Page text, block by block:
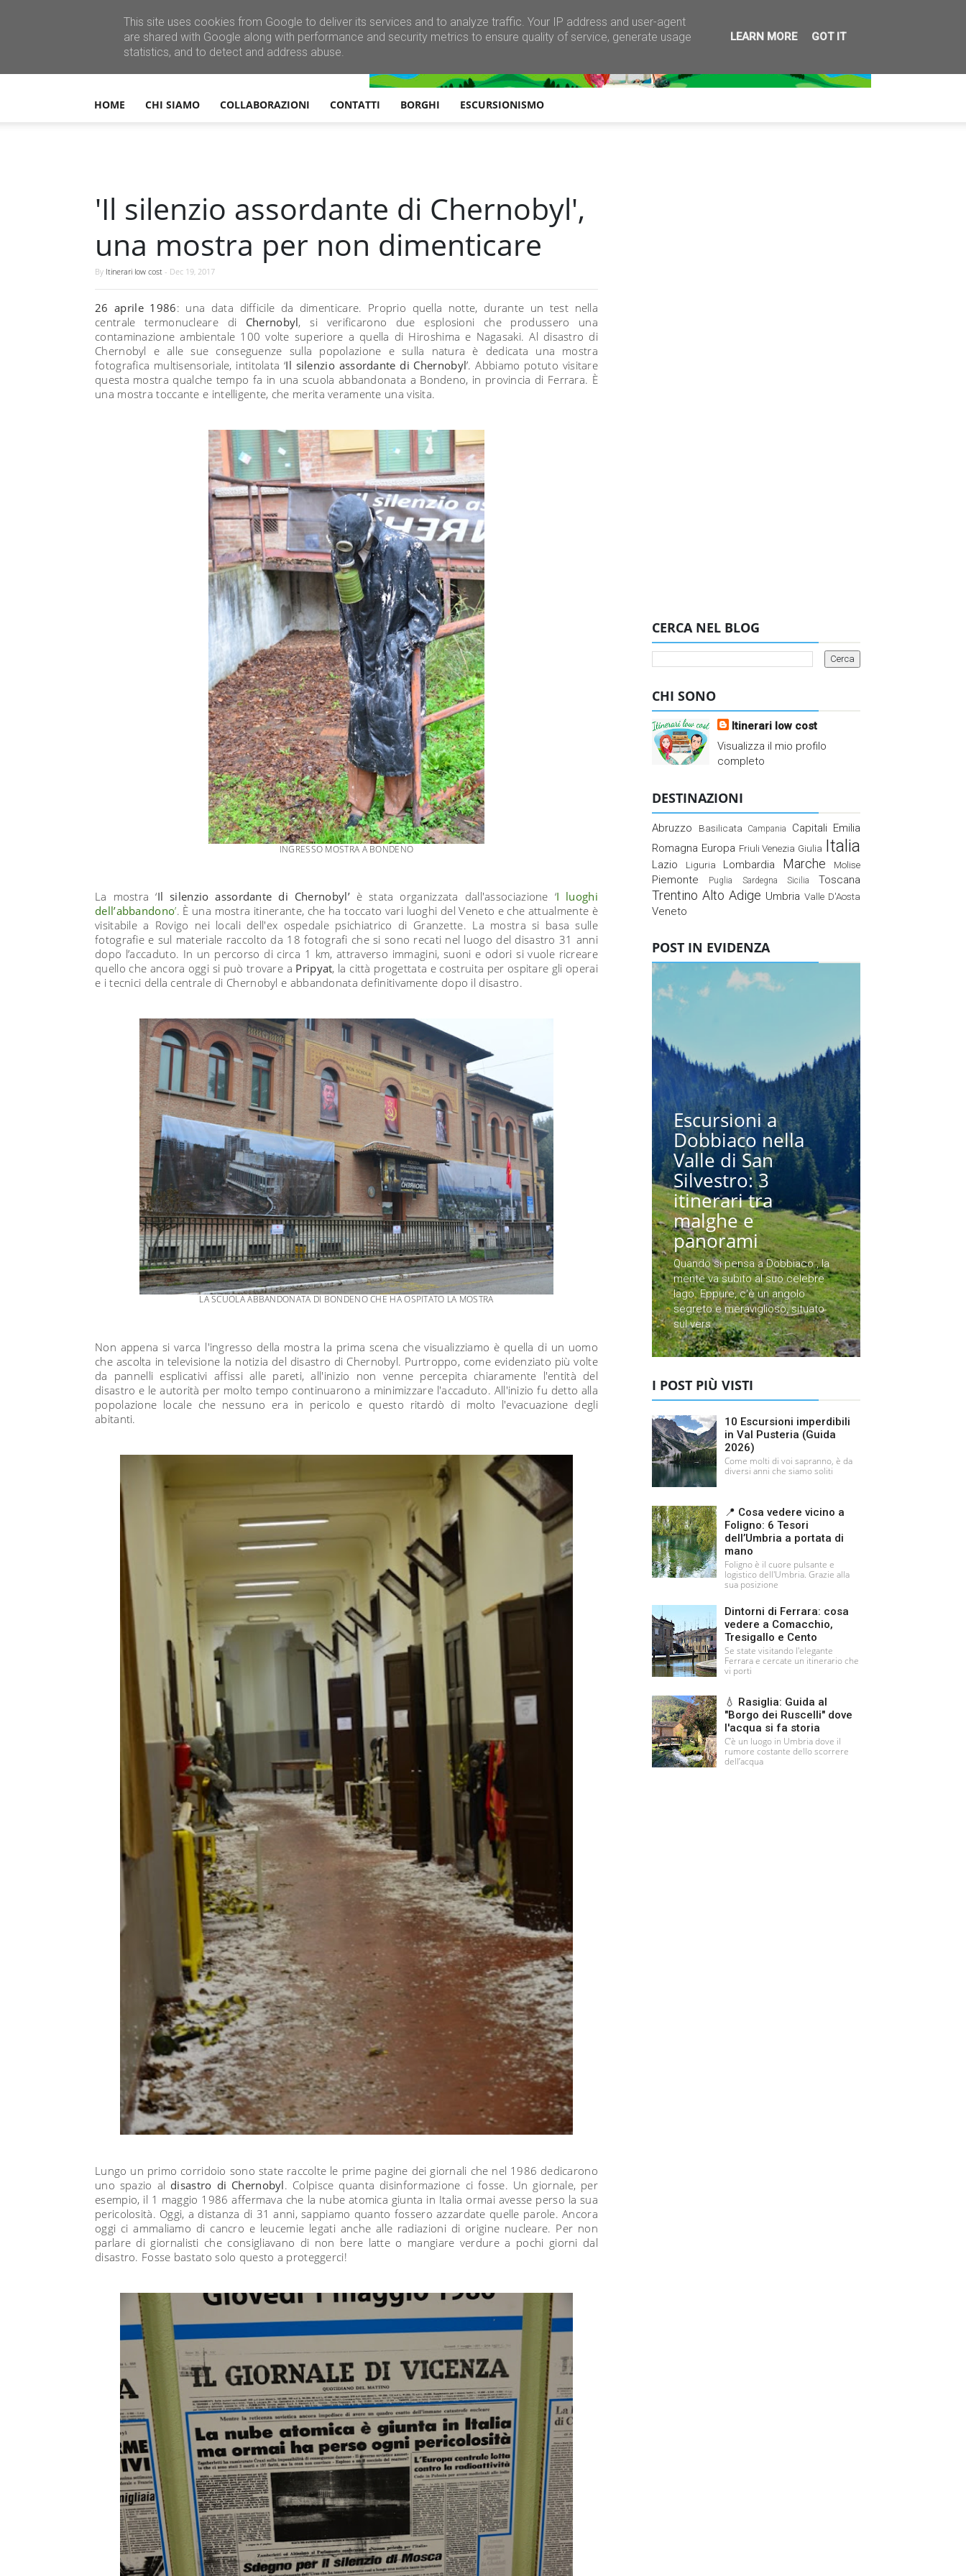
HOME CHI SIAMO COLLABORAZIONI CONTATTI BORGHI ESCURSIONISMO
'Il silenzio assordante di Chernobyl',
una mostra per non dimenticare
By Itinerari low cost - Dec 19, 2017
26 aprile 1986: una data difficile da dimenticare. Proprio quella notte, durante un test nella
centrale termonucleare di Chernobyl, si verificarono due esplosioni che produssero una
contaminazione ambientale 100 volte superiore a quella di Hiroshima e Nagasaki. Al disastro di
Chernobyl e alle sue conseguenze sulla popolazione e sulla natura è dedicata una mostra
fotografica multisensoriale, intitolata ‘Il silenzio assordante di Chernobyl’. Abbiamo potuto visitare
questa mostra qualche tempo fa in una scuola abbandonata a Bondeno, in provincia di Ferrara. È
una mostra toccante e intelligente, che merita veramente una visita.
INGRESSO MOSTRA A BONDENO
La mostra ‘Il silenzio assordante di Chernobyl’è stata organizzata dall'associazione ‘I luoghi
dell’abbandono’. È una mostra itinerante, che ha toccato vari luoghi del Veneto e che attualmente è
visitabile a Rovigo nei locali dell'ex ospedale psichiatrico di Granzette. La mostra si basa sulle
fotografie e sul materiale raccolto da 18 fotografi che si sono recati nel luogo del disastro 31 anni
dopo l’accaduto. In un percorso di circa 1 km, attraverso immagini, suoni e odori si vuole ricreare
quello che ancora oggi si può trovare a Pripyat, la città progettata e costruita per ospitare gli operai
e i tecnici della centrale di Chernobyl e abbandonata definitivamente dopo il disastro.
LA SCUOLA ABBANDONATA DI BONDENO CHE HA OSPITATO LA MOSTRA
Non appena si varca l'ingresso della mostra la prima scena che visualizziamo è quella di un uomo
che ascolta in televisione la notizia del disastro di Chernobyl. Purtroppo, come evidenziato più volte
da pannelli esplicativi affissi alle pareti, all'inizio non venne percepita chiaramente l'entità del
disastro e le autorità per molto tempo continuarono a minimizzare l'accaduto. All'inizio fu detto alla
popolazione locale che nessuno era in pericolo e questo ritardò di molto l'evacuazione degli
abitanti.
Lungo un primo corridoio sono state raccolte le prime pagine dei giornali che nel 1986 dedicarono
uno spazio al disastro di Chernobyl. Colpisce quanta disinformazione ci fosse. Un giornale, per
esempio, il 1 maggio 1986 affermava che la nube atomica giunta in Italia ormai avesse perso la sua
pericolosità. Oggi, a distanza di 31 anni, sappiamo quanto fossero azzardate quelle parole. Ancora
oggi ci ammaliamo di cancro e leucemie legati anche alle radiazioni di origine nucleare. Per non
parlare di giornalisti che consigliavano di non bere latte o mangiare verdure a pochi giorni dal
disastro. Fosse bastato solo questo a proteggerci!
CERCA NEL BLOG
CHI SONO
Itinerari low cost
Visualizza il mio profilo
completo
DESTINAZIONI
Abruzzo Basilicata Campania Capitali Emilia
Romagna Europa Friuli Venezia Giulia Italia
Lazio Liguria Lombardia Marche Molise
Piemonte Puglia Sardegna Sicilia Toscana
Trentino Alto Adige Umbria Valle D'Aosta
Veneto
POST IN EVIDENZA
Escursioni a
Dobbiaco nella
Valle di San
Silvestro: 3
itinerari tra
malghe e
panorami
Quando si pensa a Dobbiaco , la
mente va subito al suo celebre
lago. Eppure, c'è un angolo
segreto e meraviglioso, situato
sul vers...
I POST PIÙ VISTI
10 Escursioni imperdibili
in Val Pusteria (Guida
2026)
Come molti di voi sapranno, è da
diversi anni che siamo soliti
📍 Cosa vedere vicino a
Foligno: 6 Tesori
dell’Umbria a portata di
mano
Foligno è il cuore pulsante e
logistico dell'Umbria. Grazie alla
sua posizione
Dintorni di Ferrara: cosa
vedere a Comacchio,
Tresigallo e Cento
Se state visitando l'elegante
Ferrara e cercate un itinerario che
vi porti
💧 Rasiglia: Guida al
"Borgo dei Ruscelli" dove
l'acqua si fa storia
C’è un luogo in Umbria dove il
rumore costante dello scorrere
dell’acqua
This site uses cookies from Google to deliver its services and to analyze traffic. Your IP address and user-agent
are shared with Google along with performance and security metrics to ensure quality of service, generate usage
statistics, and to detect and address abuse.
LEARN MORE GOT IT